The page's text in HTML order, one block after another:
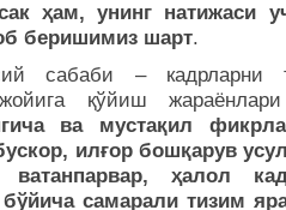
ҳам, унинг натижаси
беришимиз шарт.
сабаби – кадрларни
қўйиш
ва мустақил
илғор бошқарув
ватанпарвар, ҳалол
самарали тизим